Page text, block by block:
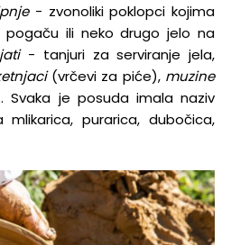
- zvonoliki poklopci kojima
ili neko drugo jelo na
- tanjuri za serviranje jela,
(vrčevi za piće), muzine
Svaka je posuda imala naziv
purarica, dubočica,